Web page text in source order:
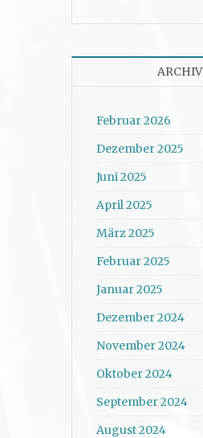
ARCHIV
Februar 2026
Dezember 2025
Juni 2025
April 2025
März 2025
Februar 2025
Januar 2025
Dezember 2024
November 2024
Oktober 2024
September 2024
August 2024